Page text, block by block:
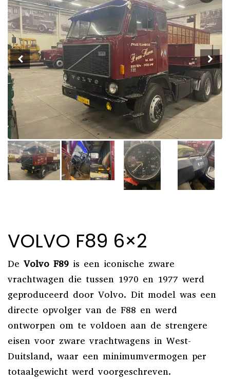
VOLVO F89 6×2
De Volvo F89 is een iconische zware
vrachtwagen die tussen 1970 en 1977 werd
geproduceerd door Volvo. Dit model was een
directe opvolger van de F88 en werd
ontworpen om te voldoen aan de strengere
eisen voor zware vrachtwagens in West-
Duitsland, waar een minimumvermogen per
totaalgewicht werd voorgeschreven.